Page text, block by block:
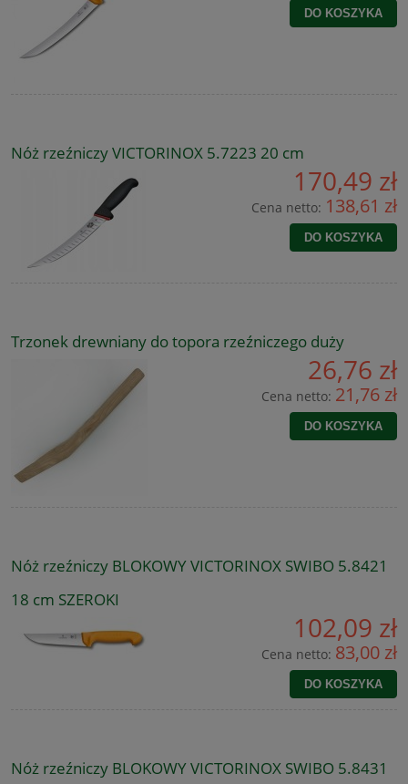
DO KOSZYKA
Nóż rzeźniczy VICTORINOX 5.7223 20 cm
170,49 zł
Cena netto: 138,61 zł
DO KOSZYKA
Trzonek drewniany do topora rzeźniczego duży
26,76 zł
Cena netto: 21,76 zł
DO KOSZYKA
Nóż rzeźniczy BLOKOWY VICTORINOX SWIBO 5.8421
18 cm SZEROKI
102,09 zł
Cena netto: 83,00 zł
DO KOSZYKA
Nóż rzeźniczy BLOKOWY VICTORINOX SWIBO 5.8431